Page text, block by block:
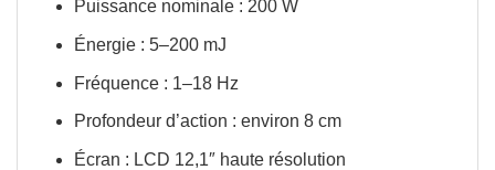
Puissance nominale : 200 W
Énergie : 5–200 mJ
Fréquence : 1–18 Hz
Profondeur d’action : environ 8 cm
Écran : LCD 12,1″ haute résolution